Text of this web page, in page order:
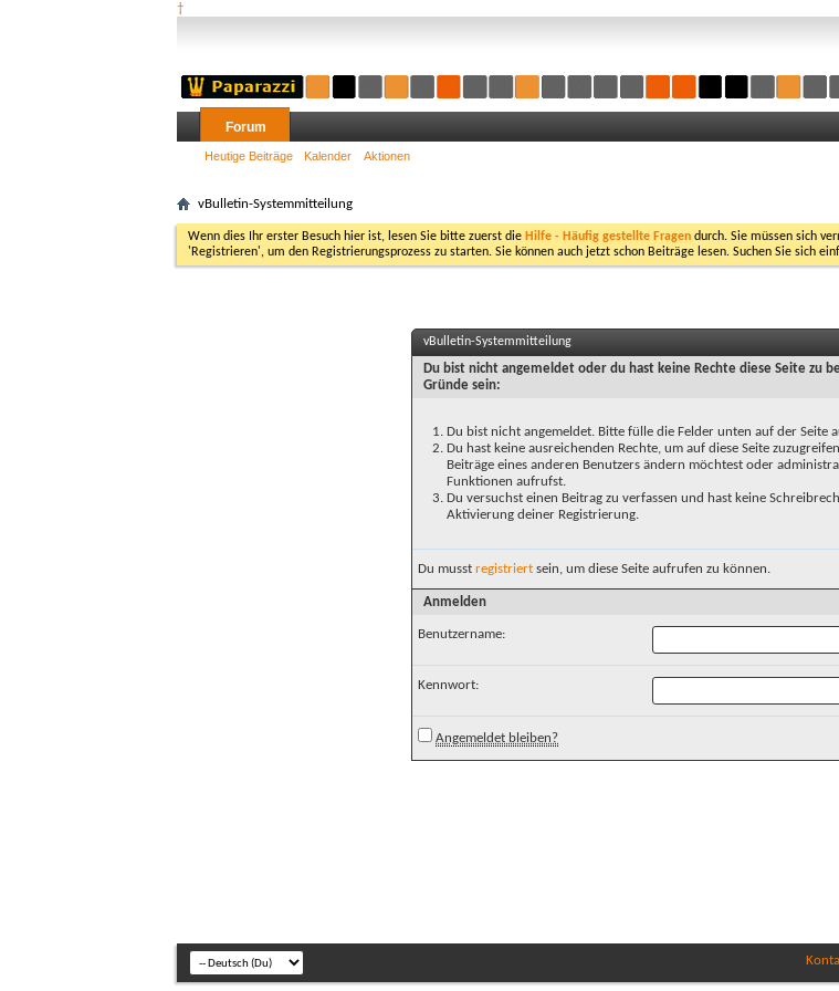
†
Forum
Heutige Beiträge Kalender Aktionen
vBulletin-Systemmitteilung
Wenn dies Ihr erster Besuch hier ist, lesen Sie bitte zuerst die Hilfe - Häufig gestellte Fragen durch. Sie müssen sich
'Registrieren', um den Registrierungsprozess zu starten. Sie können auch jetzt schon Beiträge lesen. Suchen Sie sich
vBulletin-Systemmitteilung
Du bist nicht angemeldet oder du hast keine Rechte diese Seite zu
Gründe sein:
Du bist nicht angemeldet. Bitte fülle die Felder unten auf der Seite
Du hast keine ausreichenden Rechte, um auf diese Seite
Beiträge eines anderen Benutzers ändern möchtest oder
Funktionen aufrufst.
Du versuchst einen Beitrag zu verfassen und hast keine
Aktivierung deiner Registrierung.
Du musst registriert sein, um diese Seite aufrufen zu können.
Anmelden
Benutzername:
Kennwort:
Angemeldet bleiben?